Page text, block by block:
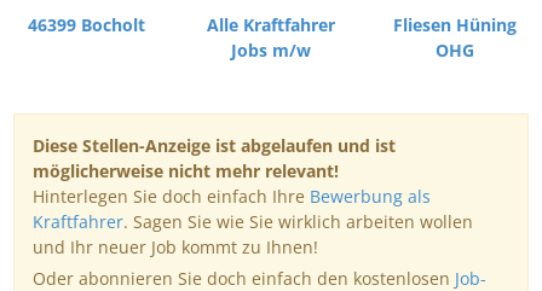
46399 Bocholt
Alle Kraftfahrer
Jobs m/w
Fliesen Hüning
OHG
Diese Stellen-Anzeige ist abgelaufen und ist
möglicherweise nicht mehr relevant!
Hinterlegen Sie doch einfach Ihre Bewerbung als
Kraftfahrer. Sagen Sie wie Sie wirklich arbeiten wollen
und Ihr neuer Job kommt zu Ihnen!
Oder abonnieren Sie doch einfach den kostenlosen Job-